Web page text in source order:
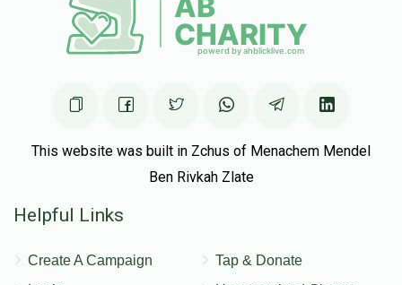
This website was built in Zchus of Menachem Mendel
Ben Rivkah Zlate
Helpful Links
Create A Campaign
Tap & Donate